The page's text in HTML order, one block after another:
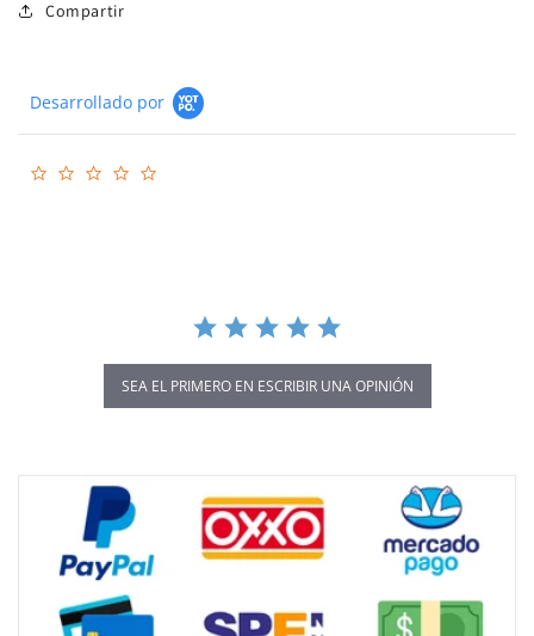
Compartir
Desarrollado por
SEA EL PRIMERO EN ESCRIBIR UNA OPINIÓN